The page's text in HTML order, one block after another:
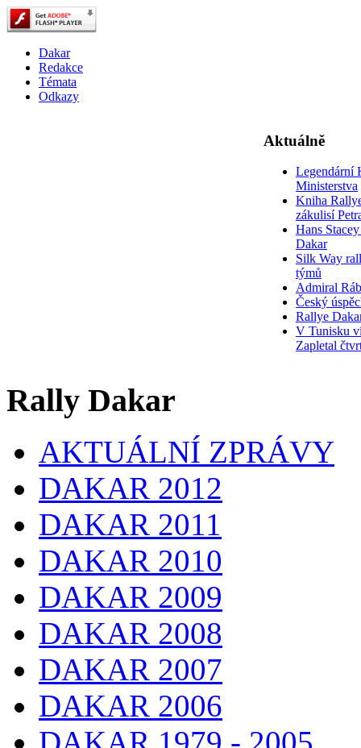
Dakar
Redakce
Témata
Odkazy
Aktuálně
Legendární
Ministerstva
Kniha
zákulisí
Hans
Dakar
Silk Way
týmů
Admiral
Český
Rallye
V Tunisku
Zapletal
Rally Dakar
AKTUÁLNÍ ZPRÁVY
DAKAR 2012
DAKAR 2011
DAKAR 2010
DAKAR 2009
DAKAR 2008
DAKAR 2007
DAKAR 2006